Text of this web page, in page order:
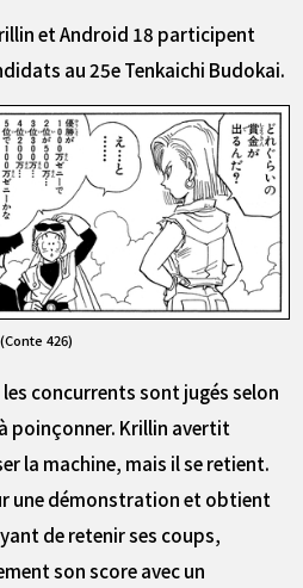
et Android 18 participent
au 25e Tenkaichi Budokai.
(Conte 426)
concurrents sont jugés selon
poinçonner. Krillin avertit
la machine, mais il se retient.
une démonstration et obtient
de retenir ses coups,
son score avec un